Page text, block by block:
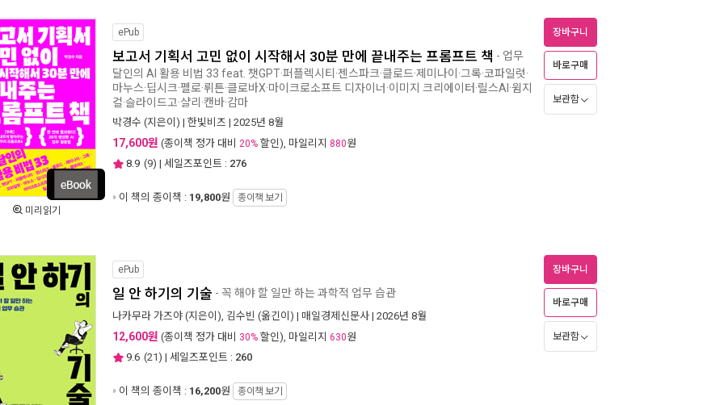
미리읽기
ePub
보고서 기획서 고민 없이 시작해서 30분 만에 끝내주는 프롬프트 책 - 업무
달인의 AI 활용 비법 33 feat. 챗GPT·퍼플렉시티·젠스파크·클로드·제미나이·그록·코파일럿·
마누스·딥시크·펠로·뤼튼·클로바X·마이크로소프트 디자이너·이미지 크리에이터·릴스AI·윔지
컬·슬라이드고·샬리·캔바·감마
박경수 (지은이) | 한빛비즈 | 2025년 8월
17,600원 (종이책 정가 대비 20% 할인), 마일리지 880원
8.9 (9) | 세일즈포인트 : 276
이 책의 종이책 : 19,800원 종이책 보기
장바구니
바로구매
보관함
ePub
일 안 하기의 기술 - 꼭 해야 할 일만 하는 과학적 업무 습관
나카무라 가즈야 (지은이), 김수빈 (옮긴이) | 매일경제신문사 | 2026년 8월
12,600원 (종이책 정가 대비 30% 할인), 마일리지 630원
9.6 (21) | 세일즈포인트 : 260
이 책의 종이책 : 16,200원 종이책 보기
장바구니
바로구매
보관함